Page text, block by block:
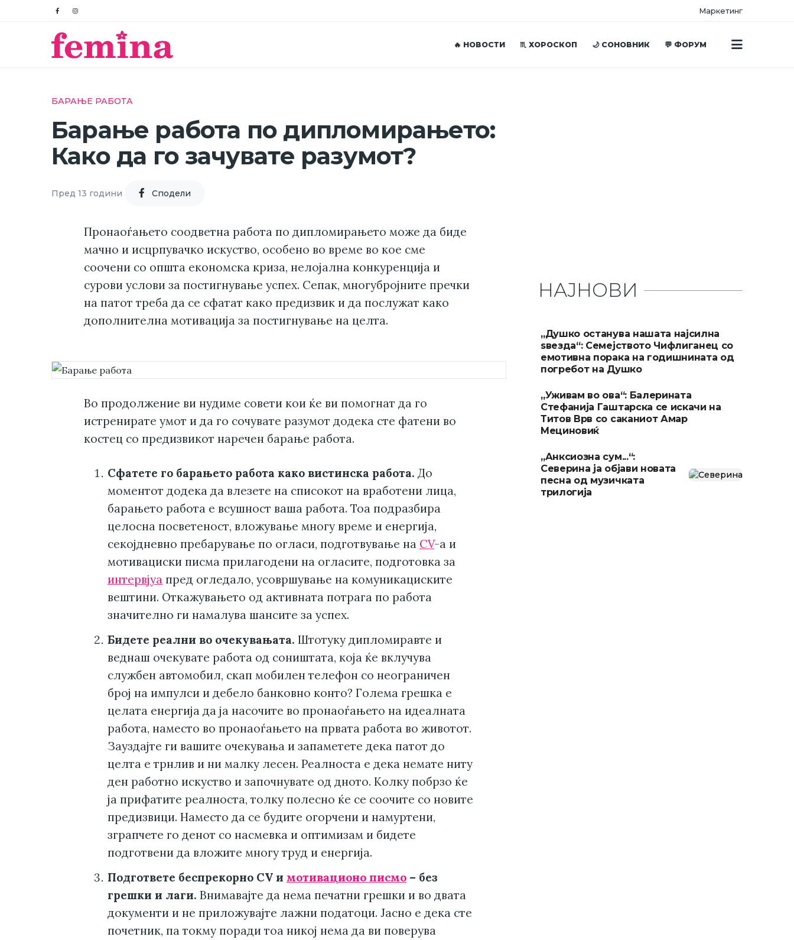
Маркетинг
🔥 НОВОСТИ ♏ ХОРОСКОП 🌙 СОНОВНИК 💬 ФОРУМ
БАРАЊЕ РАБОТА
Барање работа по дипломирањето:
Како да го зачувате разумот?
Пред 13 години Cподели
Пронаоѓањето соодветна работа по дипломирањето може да биде
мачно и исцрпувачко искуство, особено во време во кое сме
соочени со општа економска криза, нелојална конкуренција и
сурови услови за постигнување успех. Сепак, многубројните пречки
на патот треба да се сфатат како предизвик и да послужат како
дополнителна мотивација за постигнување на целта.
Во продолжение ви нудиме совети кои ќе ви помогнат да го
истренирате умот и да го сочувате разумот додека сте фатени во
костец со предизвикот наречен барање работа.
Сфатете го барањето работа како вистинска работа. До
моментот додека да влезете на списокот на вработени лица,
барањето работа е всушност ваша работа. Тоа подразбира
целосна посветеност, вложување многу време и енергија,
секојдневно пребарување по огласи, подготвување на CV-а и
мотивациски писма прилагодени на огласите, подготовка за
интервјуа пред огледало, усовршување на комуникациските
вештини. Откажувањето од активната потрага по работа
значително ги намалува шансите за успех.
Бидете реални во очекувањата. Штотуку дипломиравте и
веднаш очекувате работа од соништата, која ќе вклучува
службен автомобил, скап мобилен телефон со неограничен
број на импулси и дебело банковно конто? Голема грешка е
целата енергија да ја насочите во пронаоѓањето на идеалната
работа, наместо во пронаоѓањето на првата работа во животот.
Зауздајте ги вашите очекувања и запаметете дека патот до
целта е трнлив и ни малку лесен. Реалноста е дека немате ниту
ден работно искуство и започнувате од дното. Колку побрзо ќе
ја прифатите реалноста, толку полесно ќе се соочите со новите
предизвици. Наместо да се будите огорчени и намуртени,
зграпчете го денот со насмевка и оптимизам и бидете
подготвени да вложите многу труд и енергија.
Подгответе беспрекорно CV и мотивационо писмо – без
грешки и лаги. Внимавајте да нема печатни грешки и во двата
документи и не приложувајте лажни податоци. Јасно е дека сте
почетник, па токму поради тоа никој нема да ви поверува
НАЈНОВИ
„Душко останува нашата најсилна
ѕвезда“: Семејството Чифлиганец со
емотивна порака на годишнината од
погребот на Душко
„Уживам во ова“: Балерината
Стефанија Гаштарска се искачи на
Титов Врв со саканиот Амар
Мециновиќ
„Анксиозна сум...“:
Северина ја објави новата
песна од музичката
трилогија